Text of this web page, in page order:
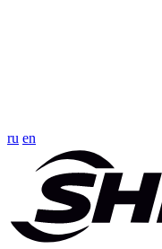
ru en